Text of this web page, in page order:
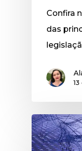
Confira
das